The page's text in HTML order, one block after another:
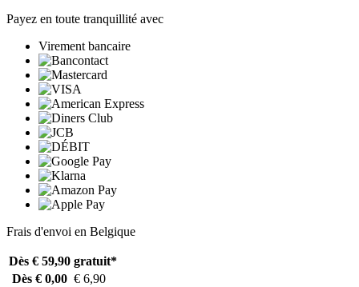
Payez en toute tranquillité avec
Virement bancaire
Frais d'envoi en Belgique
Dès € 59,90 gratuit*
Dès € 0,00 € 6,90